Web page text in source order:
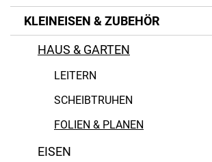
KLEINEISEN & ZUBEHÖR
HAUS & GARTEN
LEITERN
SCHEIBTRUHEN
FOLIEN & PLANEN
EISEN